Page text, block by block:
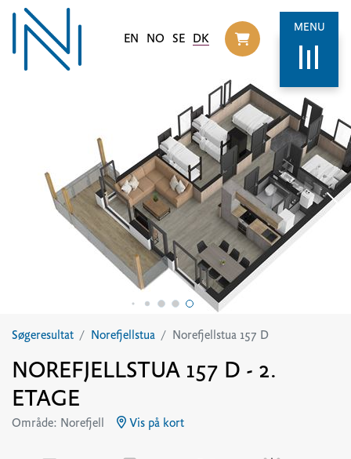
EN NO SE DK
Til
MENU
Søgeresultat Norefjellstua Norefjellstua 157 D
NOREFJELLSTUA 157 D - 2.
ETAGE
Område: Norefjell Vis på kort